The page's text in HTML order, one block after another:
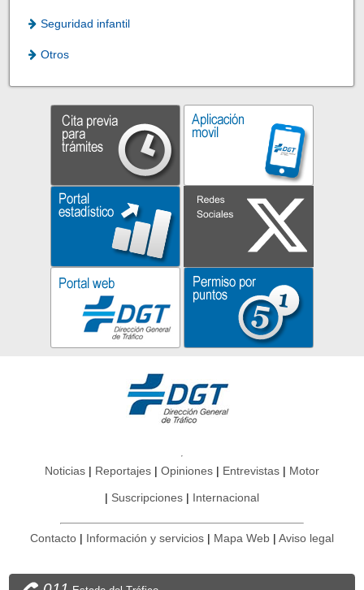
Seguridad infantil
Otros
Noticias Reportajes Opiniones Entrevistas Motor
Suscripciones Internacional
Contacto Información y servicios Mapa Web Aviso legal